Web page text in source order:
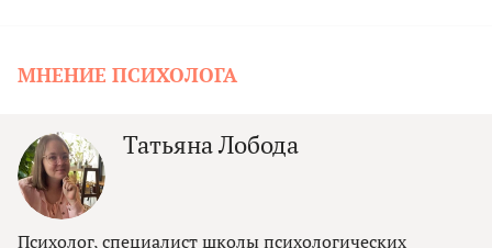
МНЕНИЕ ПСИХОЛОГА
Татьяна Лобода
Психолог, специалист школы психологических